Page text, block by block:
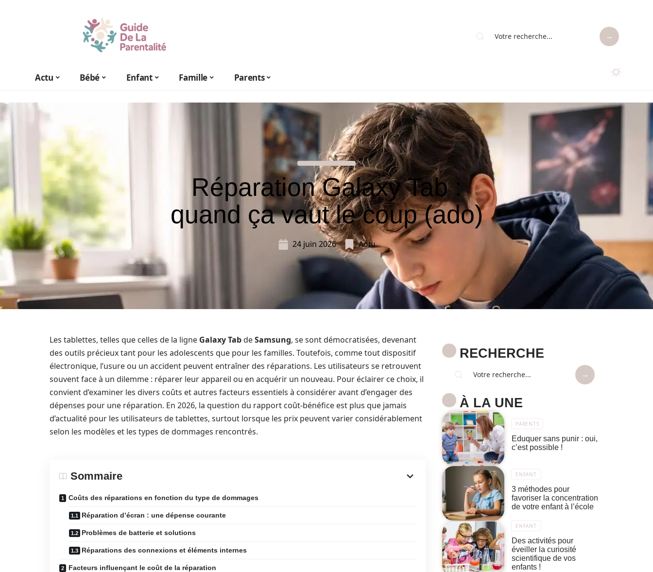
Actu Bébé Enfant Famille Parents
Réparation Galaxy Tab :
quand ça vaut le coup (ado)
24 juin 2026 Actu
Les tablettes, telles que celles de la ligne Galaxy TabdeSamsung, se sont démocratisées, devenant
des outils précieux tant pour les adolescents que pour les familles. Toutefois, comme tout dispositif
électronique, l’usure ou un accident peuvent entraîner des réparations. Les utilisateurs se retrouvent
souvent face à un dilemme : réparer leur appareil ou en acquérir un nouveau. Pour éclairer ce choix, il
convient d’examiner les divers coûts et autres facteurs essentiels à considérer avant d’engager des
dépenses pour une réparation. En 2026, la question du rapport coût-bénéfice est plus que jamais
d’actualité pour les utilisateurs de tablettes, surtout lorsque les prix peuvent varier considérablement
selon les modèles et les types de dommages rencontrés.
Sommaire
Coûts des réparations en fonction du type de dommages
Réparation d’écran : une dépense courante
Problèmes de batterie et solutions
Réparations des connexions et éléments internes
Facteurs influençant le coût de la réparation
RECHERCHE
À LA UNE
PARENTS
Eduquer sans punir : oui,
c’est possible !
ENFANT
3 méthodes pour
favoriser la concentration
de votre enfant à l’école
ENFANT
Des activités pour
éveiller la curiosité
scientifique de vos
enfants !